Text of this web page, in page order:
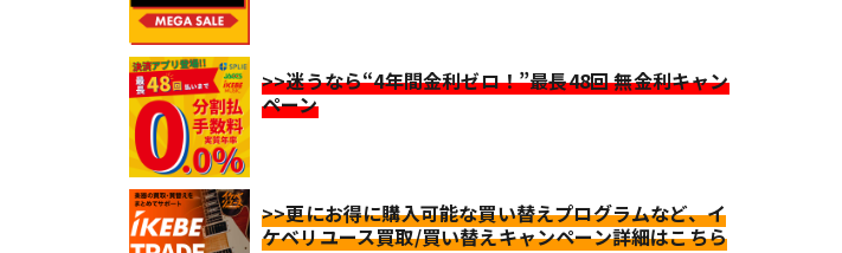
>>迷うなら“4年間金利ゼロ！”最長48回 無金利キャン
ペーン
>>更にお得に購入可能な買い替えプログラムなど、イ
ケベリユース買取/買い替えキャンペーン詳細はこちら